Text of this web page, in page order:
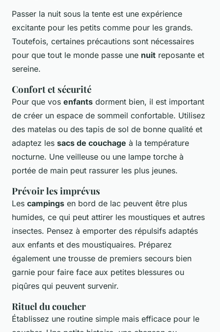
Passer la nuit sous la tente est une expérience
excitante pour les petits comme pour les grands.
Toutefois, certaines précautions sont nécessaires
pour que tout le monde passe une nuit reposante et
sereine.
Confort et sécurité
Pour que vos enfants dorment bien, il est important
de créer un espace de sommeil confortable. Utilisez
des matelas ou des tapis de sol de bonne qualité et
adaptez les sacs de couchage à la température
nocturne. Une veilleuse ou une lampe torche à
portée de main peut rassurer les plus jeunes.
Prévoir les imprévus
Les campings en bord de lac peuvent être plus
humides, ce qui peut attirer les moustiques et autres
insectes. Pensez à emporter des répulsifs adaptés
aux enfants et des moustiquaires. Préparez
également une trousse de premiers secours bien
garnie pour faire face aux petites blessures ou
piqûres qui peuvent survenir.
Rituel du coucher
Établissez une routine simple mais efficace pour le